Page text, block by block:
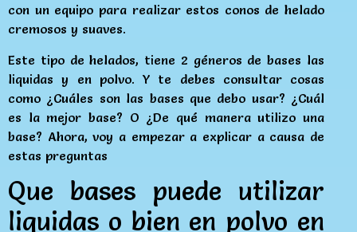
con un equipo para realizar estos conos de helado
cremosos y suaves.
Este tipo de helados, tiene 2 géneros de bases las
liquidas y en polvo. Y te debes consultar cosas
como ¿Cuáles son las bases que debo usar? ¿Cuál
es la mejor base? O ¿De qué manera utilizo una
base? Ahora, voy a empezar a explicar a causa de
estas preguntas
Que bases puede utilizar
liquidas o bien en polvo en